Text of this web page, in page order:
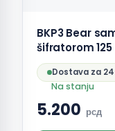
BKP3 Bear
šifratorom 125
Dostava za
Na stanju
5.200 рсд